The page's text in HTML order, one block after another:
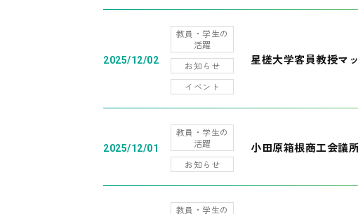
2025/12/02
教員・学生の
活躍
お知らせ
イベント
星槎大学客員教授マ
2025/12/01
教員・学生の
活躍
お知らせ
小田原箱根商工会議
教員・学生の